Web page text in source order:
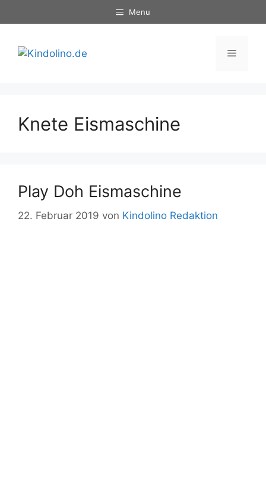
Inhalt
Menu
Menü
Knete Eismaschine
Play Doh Eismaschine
22. Februar 2019 von Kindolino Redaktion